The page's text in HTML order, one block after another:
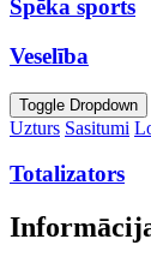
Spēka sports
Veselība
Toggle Dropdown
Uzturs Sasitumi
Totalizators